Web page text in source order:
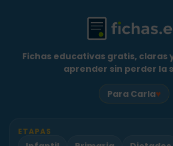
Fichas educativas gratis, claras
aprender sin perder la
Para Carla♥
ETAPAS